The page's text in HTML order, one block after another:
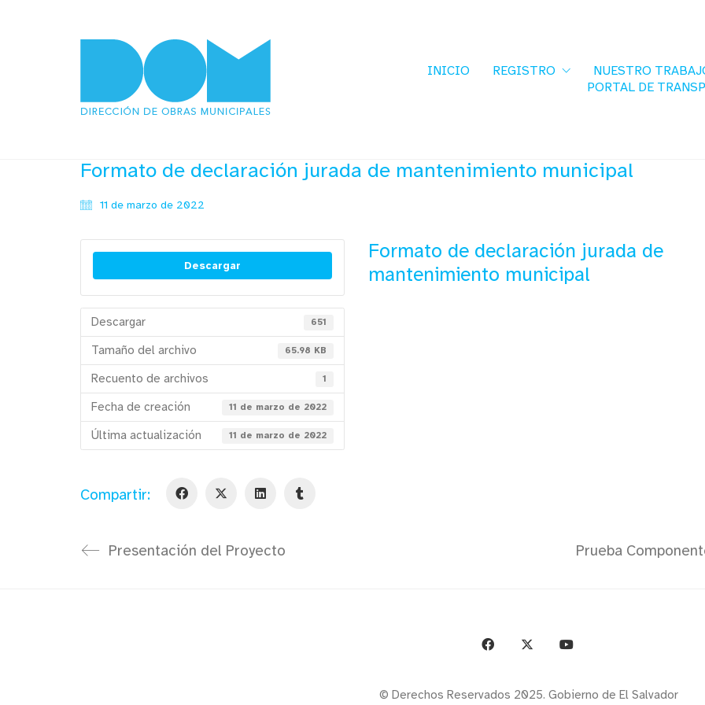
INICIO REGISTRO
NUESTRO
PORTAL DE
Formato de declaración jurada de mantenimiento municipal
11 de marzo de 2022
Descargar
Descargar 651
Tamaño del archivo 65.98 KB
Recuento de archivos 1
Fecha de creación 11 de marzo de 2022
Última actualización 11 de marzo de 2022
Formato de declaración jurada de
mantenimiento municipal
Compartir:
Presentación del Proyecto Prueba
© Derechos Reservados 2025. Gobierno de El Salvador